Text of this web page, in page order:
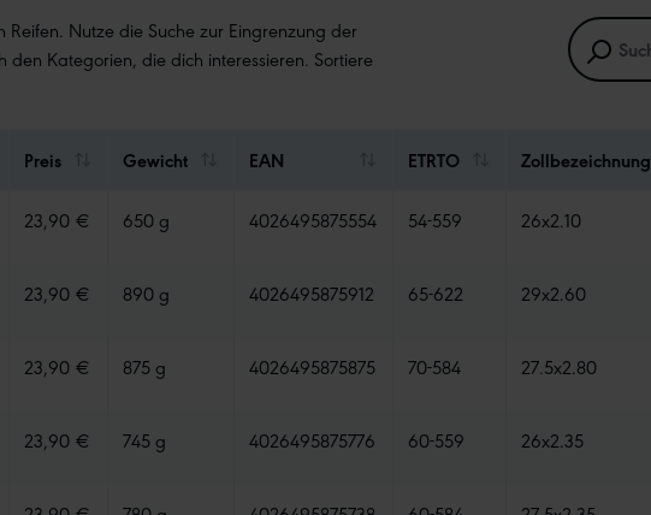
Nutze die Suche zur Eingrenzung der
Kategorien, die dich interessieren. Sortiere
Preis Gewicht EAN ETRTO Zollbezeichnung
23,90 € 650 g 4026495875554 54-559 26x2.10
23,90 € 890 g 4026495875912 65-622 29x2.60
23,90 € 875 g 4026495875875 70-584 27.5x2.80
23,90 € 745 g 4026495875776 60-559 26x2.35